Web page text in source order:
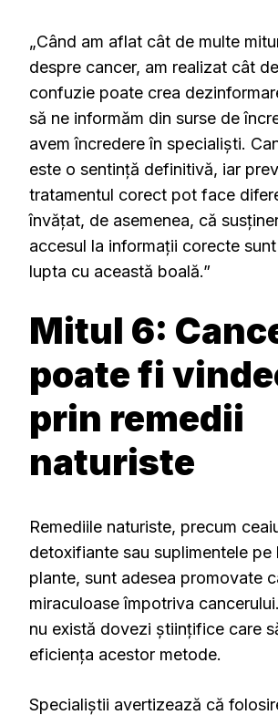
„Când am aflat cât de multe
despre cancer, am realizat cât
confuzie poate crea
să ne informăm din surse de
avem încredere în specialiști.
este o sentință definitivă, iar
tratamentul corect pot face
învățat, de asemenea, că
accesul la informații corecte
lupta cu această boală.”
Mitul 6:
poate fi
prin remedii
naturiste
Remediile naturiste, precum
detoxifiante sau suplimentele pe
plante, sunt adesea promovate
miraculoase împotriva
nu există dovezi științifice care
eficiența acestor metode.
Specialiștii avertizează că